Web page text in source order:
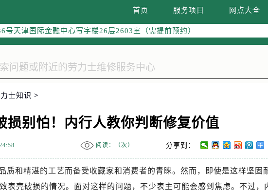
首页 服务项目 网点大全
号东方广场写字楼W3座6层602室（需提前预约）
街甲6号华熙国际中心写字楼D座11层1102室（需提前预约）
号天津国际金融中心写字楼26层2603室（需提前预约）
港汇中心写字楼2座37层3705室（需提前预约）
号（新街口）南京中心写字楼22层C1-1室（需提前预约）
号苏宁广场IFC国际金融中心写字楼35层3508室（需提前预约）
号盐城金融城写字楼1号楼16层1604室（需提前预约）
399号置地商务中心东塔写字楼（华润万象城）17层1706室（需提前预约）
号华润大厦写字楼A座5层503-5室（需提前预约）
号金华万达广场写字楼4号楼22层2209室（需提前预约）
士知识 >
损别怕！内行人教你判断修复价值
阅读：（次） 分享到：
质和精湛的工艺而备受收藏家和消费者的青睐。然而，即使是这样坚固
表壳破损的情况。面对这样的问题，不少表主可能会感到焦虑。不过，